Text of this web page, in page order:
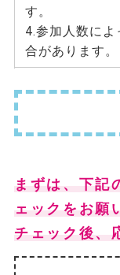
す。
4.参加人数に
合があります。
まずは、下記
ェックをお願
チェック後、